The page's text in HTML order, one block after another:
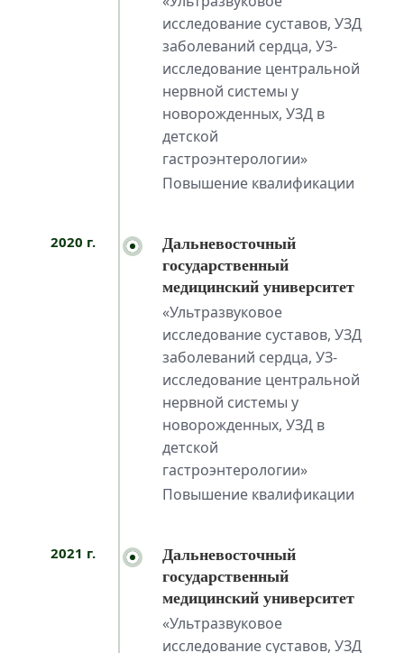
исследование суставов, УЗД
заболеваний сердца, УЗ-
исследование центральной
нервной системы у
новорожденных, УЗД в
детской
гастроэнтерологии»
Повышение квалификации
2020 г.
Дальневосточный
государственный
медицинский университет
«Ультразвуковое
исследование суставов, УЗД
заболеваний сердца, УЗ-
исследование центральной
нервной системы у
новорожденных, УЗД в
детской
гастроэнтерологии»
Повышение квалификации
2021 г.
Дальневосточный
государственный
медицинский университет
«Ультразвуковое
исследование суставов, УЗД